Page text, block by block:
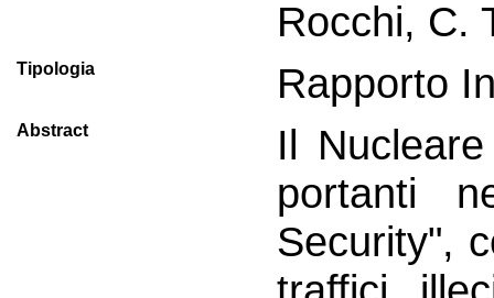
Rocchi, C.
Tipologia Rapporto
Abstract
Il
portanti
Security",